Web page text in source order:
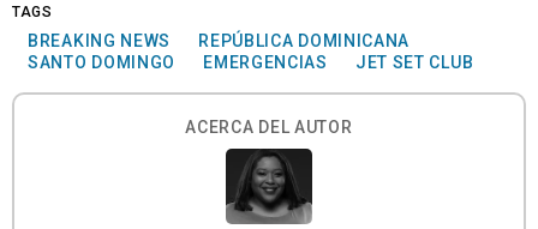
TAGS
BREAKING NEWS
REPÚBLICA DOMINICANA
SANTO DOMINGO
EMERGENCIAS JET SET CLUB
ACERCA DEL AUTOR